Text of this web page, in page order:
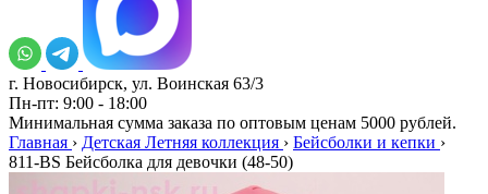
г. Новосибирск, ул. Воинская 63/3
Пн-пт: 9:00 - 18:00
Минимальная сумма заказа по оптовым ценам 5000 рублей.
Главная › Детская Летняя коллекция › Бейсболки и кепки ›
811-BS Бейсболка для девочки (48-50)